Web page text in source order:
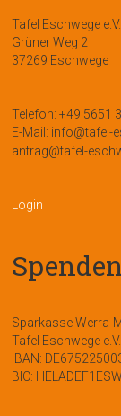
Tafel Eschwege e.V.
Grüner Weg 2
37269 Eschwege
Telefon: +49 5651
E-Mail: info@tafel-
antrag@tafel-
Login
Sparkasse Werra-
Tafel Eschwege e.V.
IBAN:
BIC: HELADEF1ESW